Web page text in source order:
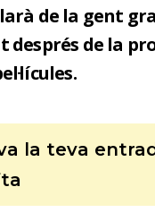
de la gent
després de la
la teva